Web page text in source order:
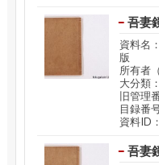
吾妻
資料名
版
所有者
大分類
旧管理
目録番
資料ID
吾妻